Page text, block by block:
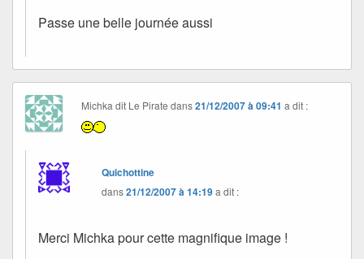
Passe une belle journée aussi
Michka dit Le Pirate dans21/12/2007 à 09:41 a dit :
Quichottine
dans21/12/2007 à 14:19a dit :
Merci Michka pour cette magnifique image !